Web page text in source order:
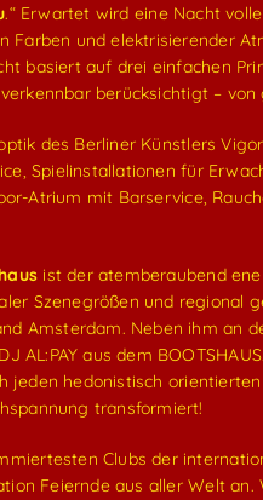
.“ Erwartet wird eine Nacht
Farben und elektrisierender
basiert auf drei einfachen
berücksichtigt –
des Berliner Künstlers
Spielinstallationen für
Atrium mit Barservice,
ist der atemberaubend
Szenegrößen und regional
Amsterdam. Neben ihm an
AL:PAY aus dem
jeden hedonistisch
transformiert!
Clubs der
Feiernde aus aller Welt